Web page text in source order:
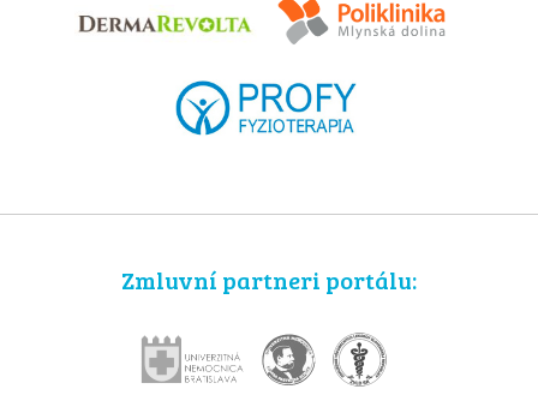
Zmluvní partneri portálu: